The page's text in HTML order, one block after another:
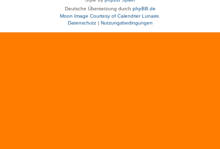
Deutsche Übersetzung durch phpBB.de
Moon Image Courtesy of Calendrier Lunaire.
Datenschutz| Nutzungsbedingungen